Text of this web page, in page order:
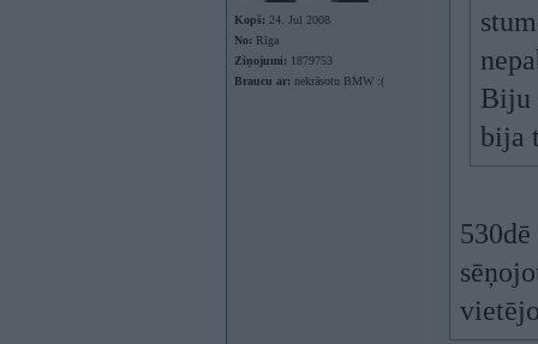
Kopš: 24. Jul 2008
No: Rīga
Ziņojumi: 1879753
Braucu ar: nekrāsotu BMW :(
Biju
bija